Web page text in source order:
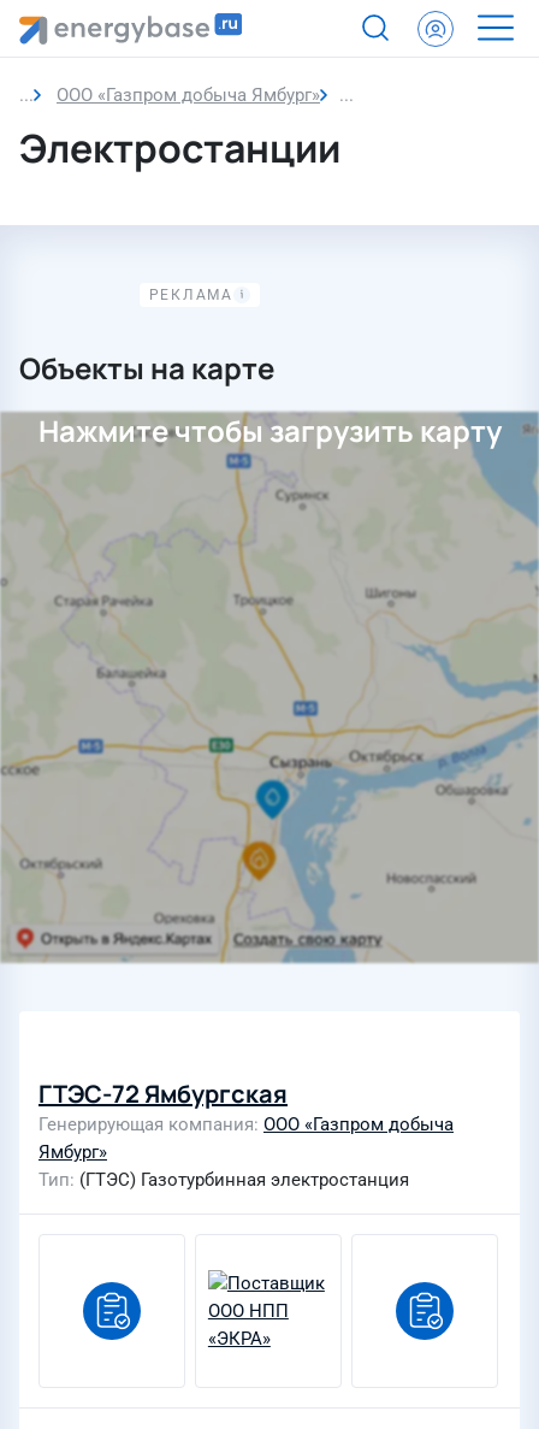
ООО «Газпром добыча Ямбург» Электростанции
Электростанции
Объекты на карте
Нажмите чтобы загрузить карту
ГТЭС-72 Ямбургская
Генерирующая компания ООО «Газпром добыча
Ямбург»
Тип (ГТЭС) Газотурбинная электростанция